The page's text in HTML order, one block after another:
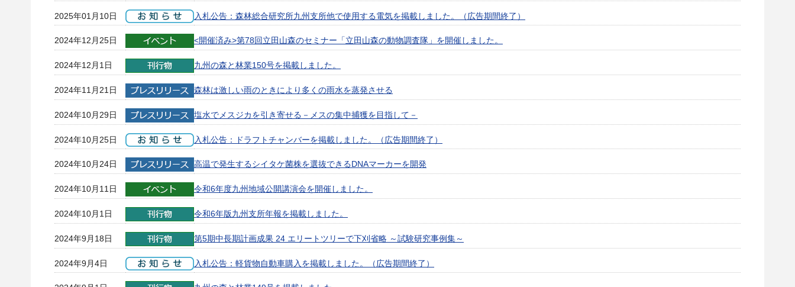
2025年01月10日 入札公告：森林総合研究所九州支所他で使用する電気を掲載しました。（広告期間終了）
2024年12月25日 <開催済み>第78回立田山森のセミナー「立田山森の動物調査隊」を開催しました。
2024年12月1日 九州の森と林業150号を掲載しました。
2024年11月21日 森林は激しい雨のときにより多くの雨水を蒸発させる
2024年10月29日 塩水でメスジカを引き寄せる－メスの集中捕獲を目指して－
2024年10月25日 入札公告：ドラフトチャンバーを掲載しました。（広告期間終了）
2024年10月24日 高温で発生するシイタケ菌株を選抜できるDNAマーカーを開発
2024年10月11日 令和6年度九州地域公開講演会を開催しました。
2024年10月1日 令和6年版九州支所年報を掲載しました。
2024年9月18日 第5期中長期計画成果 24 エリートツリーで下刈省略 ～試験研究事例集～
2024年9月4日 入札公告：軽貨物自動車購入を掲載しました。（広告期間終了）